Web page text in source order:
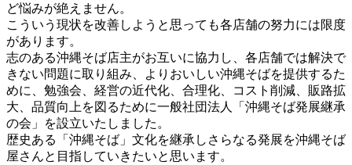
ど悩みが絶えません。
こういう現状を改善しようと思っても各店舗の努力には限度
があります。
志のある沖縄そば店主がお互いに協力し、各店舗では解決で
きない問題に取り組み、よりおいしい沖縄そばを提供するた
めに、勉強会、経営の近代化、合理化、コスト削減、販路拡
大、品質向上を図るために一般社団法人「沖縄そば発展継承
の会」を設立いたしました。
歴史ある「沖縄そば」文化を継承しさらなる発展を沖縄そば
屋さんと目指していきたいと思います。